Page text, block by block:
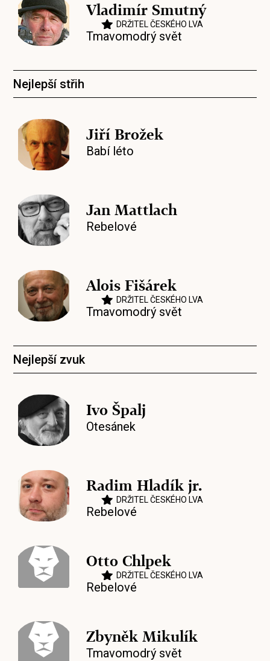
Vladimír Smutný
DRŽITEL ČESKÉHO LVA
Tmavomodrý svět
Nejlepší střih
Jiří Brožek
Babí léto
Jan Mattlach
Rebelové
Alois Fišárek
DRŽITEL ČESKÉHO LVA
Tmavomodrý svět
Nejlepší zvuk
Ivo Špalj
Otesánek
Radim Hladík jr.
DRŽITEL ČESKÉHO LVA
Rebelové
Otto Chlpek
DRŽITEL ČESKÉHO LVA
Rebelové
Zbyněk Mikulík
Tmavomodrý svět